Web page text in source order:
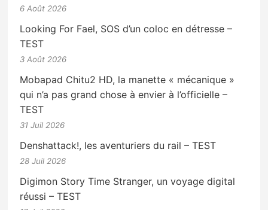
6 Août 2026
Looking For Fael, SOS d’un coloc en détresse –
TEST
3 Août 2026
Mobapad Chitu2 HD, la manette « mécanique »
qui n’a pas grand chose à envier à l’officielle –
TEST
31 Juil 2026
Denshattack!, les aventuriers du rail – TEST
28 Juil 2026
Digimon Story Time Stranger, un voyage digital
réussi – TEST